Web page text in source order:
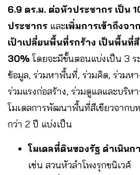
6.9 ตร.ม. ต่อหัวประชากร เป็น
ประชากร และเพิ่มการเข้าถึงจ
เป้าเปลี่ยนพื้นที่รกร้าง เป็นพื้นที่
30%โดยจะมีขั้นตอนแบ่งเป็น 3
ข้อมูล, ร่วมหาพื้นที่, ร่วมคิด, ร่วมห
ร่วมแรงก่อสร้าง, ร่วมดูแลและบริห
โมเดลการพัฒนาพื้นที่สีเขียวจากบ
กว่า 2 ปี แบ่งเป็น
โมเดลที่ดินของรัฐ ดำเนินก
เช่น สวนหัวลำโพงรุกขนิเวศ์